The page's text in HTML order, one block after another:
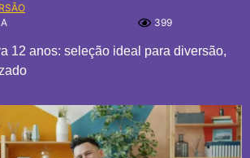
399
12 anos: seleção ideal para diversão,